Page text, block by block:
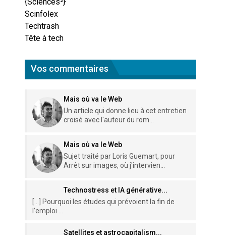
{Sciences²}
Scinfolex
Techtrash
Tête à tech
Vos commentaires
Mais où va le Web
Un article qui donne lieu à cet entretien
croisé avec l'auteur du rom...
Mais où va le Web
Sujet traité par Loris Guemart, pour
Arrêt sur images, où j'intervien...
Technostress et IA générative...
[…] Pourquoi les études qui prévoient la fin de
l’emploi ...
Satellites et astrocapitalism...